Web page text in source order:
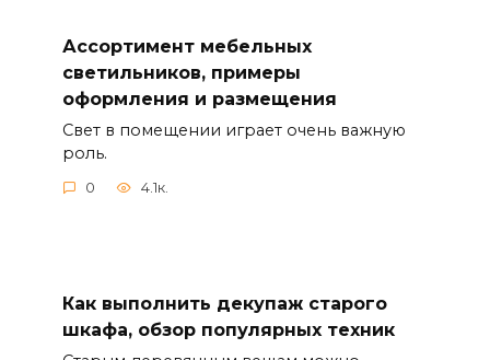
Ассортимент мебельных
светильников, примеры
оформления и размещения
Свет в помещении играет очень важную
роль.
0 4.1к.
Как выполнить декупаж старого
шкафа, обзор популярных техник